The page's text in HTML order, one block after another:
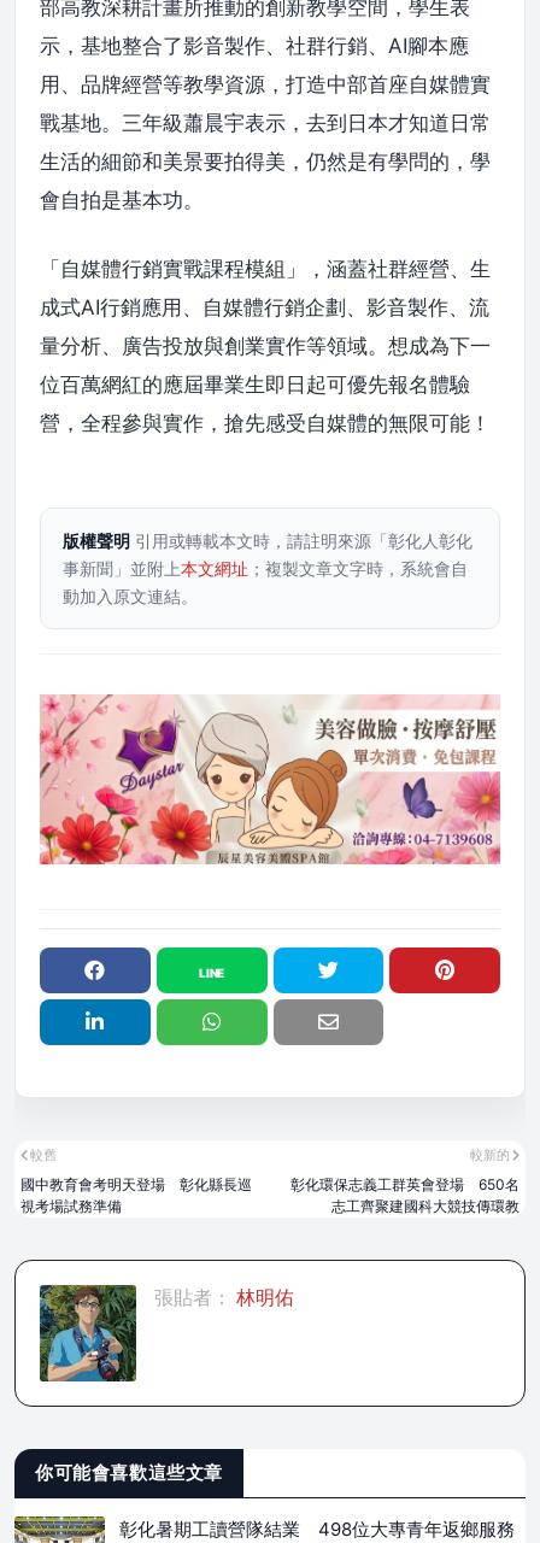
部高教深耕計畫所推動的創新教學空間，學生表
示，基地整合了影音製作、社群行銷、AI腳本應
用、品牌經營等教學資源，打造中部首座自媒體實
戰基地。三年級蕭晨宇表示，去到日本才知道日常
生活的細節和美景要拍得美，仍然是有學問的，學
會自拍是基本功。
「自媒體行銷實戰課程模組」，涵蓋社群經營、生
成式AI行銷應用、自媒體行銷企劃、影音製作、流
量分析、廣告投放與創業實作等領域。想成為下一
位百萬網紅的應屆畢業生即日起可優先報名體驗
營，全程參與實作，搶先感受自媒體的無限可能！
版權聲明 引用或轉載本文時，請註明來源「彰化人彰化
事新聞」並附上本文網址 ；複製文章文字時，系統會自
動加入原文連結。
較新的
彰化環保志義工群英會登場 650名
志工齊聚建國科大競技傳環教
較舊
國中教育會考明天登場 彰化縣長巡
視考場試務準備
張貼者： 林明佑
你可能會喜歡這些文章
彰化暑期工讀營隊結業 498位大專青年返鄉服務